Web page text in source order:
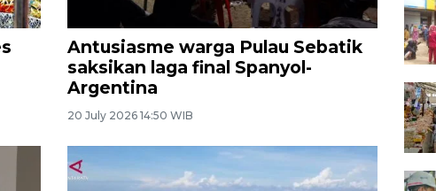
Antusiasme warga Pulau Sebatik
saksikan laga final Spanyol-
Argentina
20 July 2026 14:50 WIB